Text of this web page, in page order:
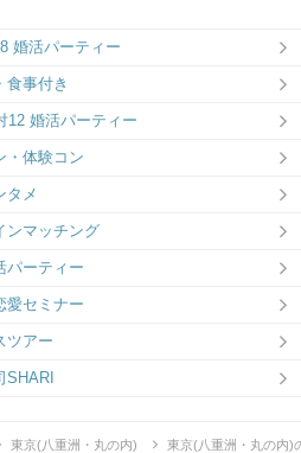
婚活パーティー
食事付き
12 婚活パーティー
・体験コン
タメ
ンマッチング
パーティー
愛セミナー
ツアー
SHARI
東京(八重洲・丸の内) 東京(八重洲・丸の内)